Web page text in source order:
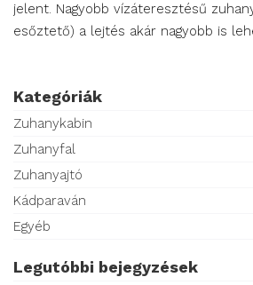
jelent. Nagyobb vízáteresztésű
esőztető) a lejtés akár nagyobb is
Kategóriák
Zuhanykabin
Zuhanyfal
Zuhanyajtó
Kádparaván
Egyéb
Legutóbbi bejegyzések